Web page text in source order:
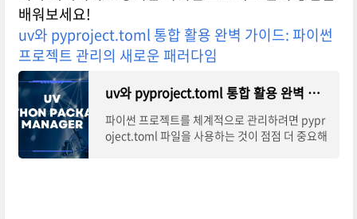
배워보세요!
uv와 pyproject.toml 통합 활용 완벽 가이드: 파이썬
프로젝트 관리의 새로운 패러다임
uv와 pyproject.toml 통합 활용 완벽 가이드: 파이썬 프로젝트 관리의 새로운 패러다임
파이썬 프로젝트를 체계적으로 관리하려면 pypr
oject.toml 파일을 사용하는 것이 점점 더 중요해